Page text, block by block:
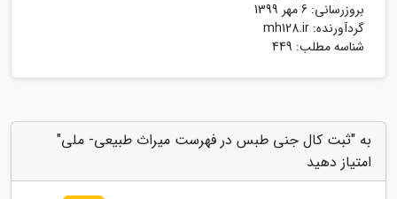
بروزرسانی: 6 مهر 1399
گردآورنده: mh128.ir
شناسه مطلب: 449
به "ثبت کال جنی طبس در فهرست میراث طبیعی- ملی"
امتیاز دهید